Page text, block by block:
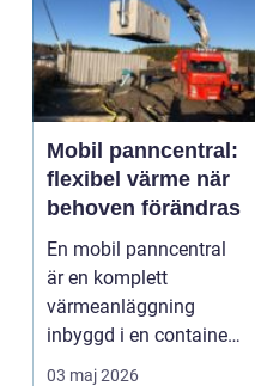
Mobil panncentral:
flexibel värme när
behoven förändras
En mobil panncentral
är en komplett
värmeanläggning
inbyggd i en container
eller trai...
03 maj 2026